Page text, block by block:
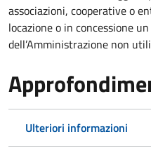
associazioni, cooperative o
locazione o in concessione
dell’Amministrazione non
Ulteriori informazioni